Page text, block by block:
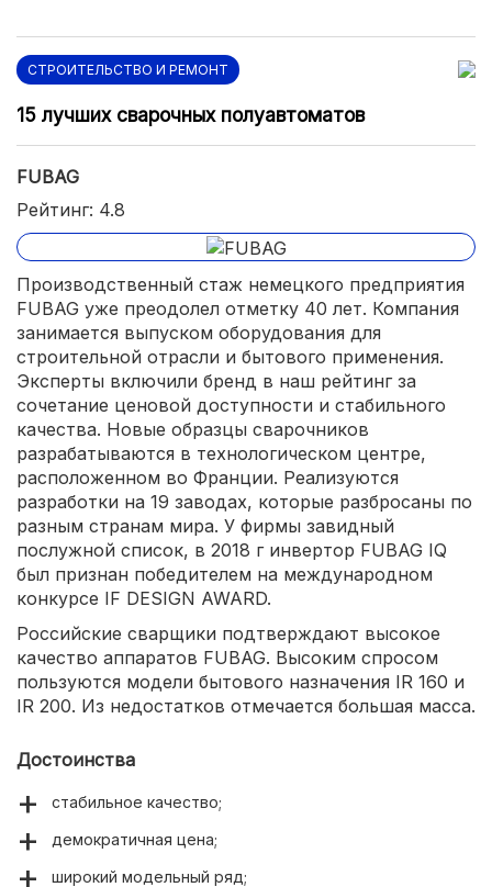
СТРОИТЕЛЬСТВО И РЕМОНТ
15 лучших сварочных полуавтоматов
FUBAG
Рейтинг: 4.8
Производственный стаж немецкого предприятия
FUBAG уже преодолел отметку 40 лет. Компания
занимается выпуском оборудования для
строительной отрасли и бытового применения.
Эксперты включили бренд в наш рейтинг за
сочетание ценовой доступности и стабильного
качества. Новые образцы сварочников
разрабатываются в технологическом центре,
расположенном во Франции. Реализуются
разработки на 19 заводах, которые разбросаны по
разным странам мира. У фирмы завидный
послужной список, в 2018 г инвертор FUBAG IQ
был признан победителем на международном
конкурсе IF DESIGN AWARD.
Российские сварщики подтверждают высокое
качество аппаратов FUBAG. Высоким спросом
пользуются модели бытового назначения IR 160 и
IR 200. Из недостатков отмечается большая масса.
Достоинства
стабильное качество;
демократичная цена;
широкий модельный ряд;